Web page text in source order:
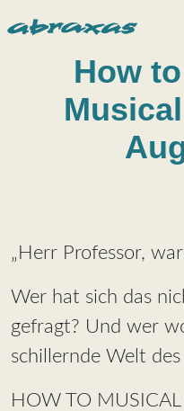
How
„Herr Professor,
Wer hat sich das
gefragt? Und wer
schillernde Welt
HOW TO